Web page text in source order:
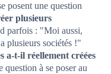
posent une question
plusieurs
parfois : "Moi aussi,
plusieurs sociétés !"
a-t-il réellement créées
à se poser au